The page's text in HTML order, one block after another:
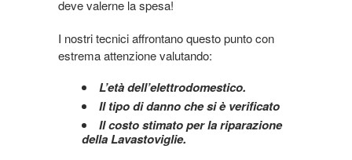
deve valerne la spesa!
I nostri tecnici affrontano questo punto con
estrema attenzione valutando:
L’età dell’elettrodomestico.
Il tipo di danno che si è verificato
Il costo stimato per la riparazione
della Lavastoviglie.